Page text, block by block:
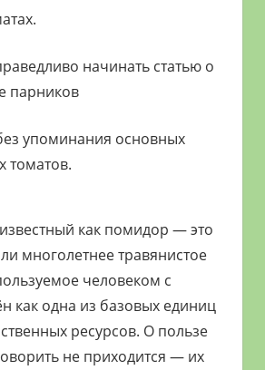
начинать статью о
парников
упоминания основных
томатов.
как помидор — это
многолетнее травянистое
человеком с
как одна из базовых единиц
ресурсов. О пользе
не приходится — их